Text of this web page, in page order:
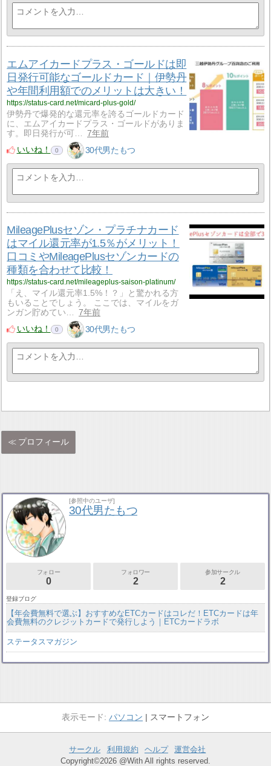
エムアイカードプラス・ゴールドは即
日発行可能なゴールドカード｜伊勢丹
や年間利用額でのメリットは大きい！
https://status-card.net/micard-plus-gold/
伊勢丹で爆発的な還元率を誇るゴールドカード
に、エムアイカードプラス・ゴールドがありま
す。即日発行が可…
7年前
いいね！
0 30代男たもつ
MileagePlusセゾン・プラチナカード
はマイル還元率が1.5％がメリット！
口コミやMileagePlusセゾンカードの
種類を合わせて比較！
https://status-card.net/mileageplus-saison-platinum/
「え、マイル還元率1.5%！？」と驚かれる方
もいることでしょう。 ここでは、マイルをガ
ンガン貯めてい…
7年前
いいね！
0 30代男たもつ
プロフィール
[参照中のユーザ]
30代男たもつ
フォロー
0
フォロワー
2
参加サークル
2
登録ブログ
【年会費無料で選ぶ】おすすめなETCカードはコレだ！ETCカードは年
会費無料のクレジットカードで発行しよう｜ETCカードラボ
ステータスマガジン
パソコン スマートフォン
サークル 利用規約 ヘルプ
運営会社
Copyright©2026 @With All rights reserved.